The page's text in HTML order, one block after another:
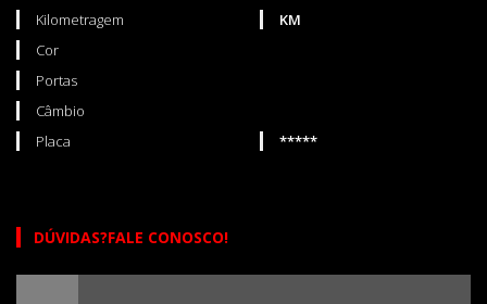
Kilometragem
KM
Cor
Portas
Câmbio
Placa
*****
DÚVIDAS?FALE CONOSCO!